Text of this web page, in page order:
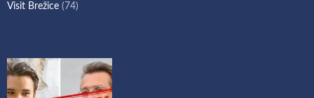
Visit Brežice (74)